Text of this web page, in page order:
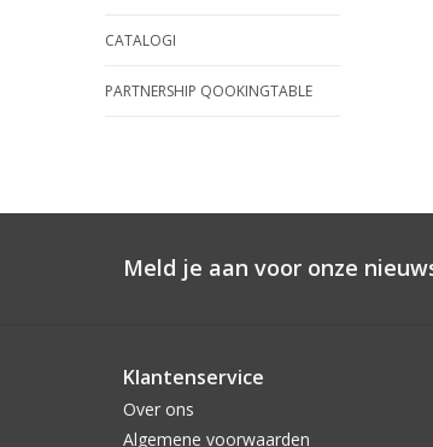
CATALOGI
PARTNERSHIP QOOKINGTABLE
Meld je aan voor onze
Klantenservice
Over ons
Algemene voorwaarden